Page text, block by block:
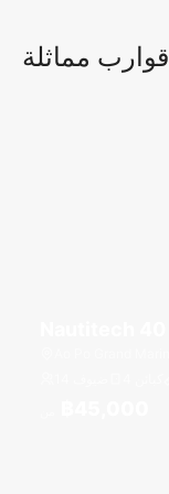
قوارب مماثلة